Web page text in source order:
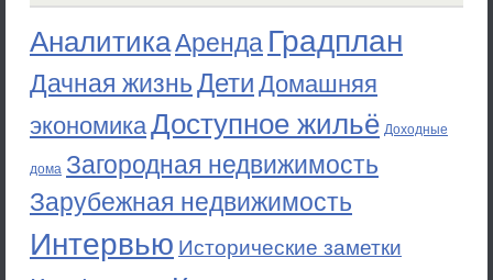
АналитикаАренда Градплан
Дачная жизньДети Домашняя
экономикаДоступное жильё Доходные
дома Загородная недвижимость
Зарубежная недвижимость
Интервью Исторические заметки